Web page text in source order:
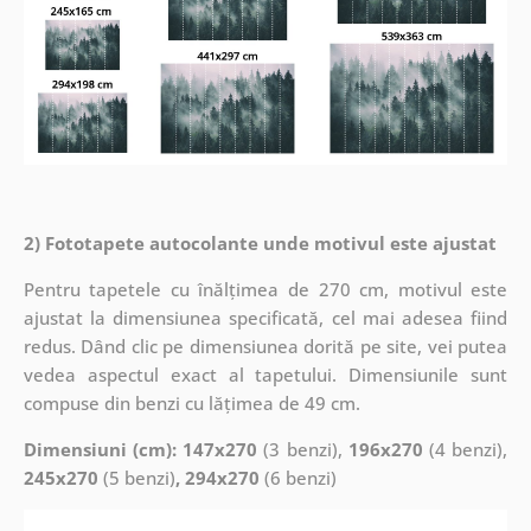
2) Fototapete autocolante unde motivul este ajustat
Pentru tapetele cu înălțimea de 270 cm, motivul este
ajustat la dimensiunea specificată, cel mai adesea fiind
redus. Dând clic pe dimensiunea dorită pe site, vei putea
vedea aspectul exact al tapetului. Dimensiunile sunt
compuse din benzi cu lățimea de 49 cm.
Dimensiuni (cm): 147x270 (3 benzi), 196x270 (4 benzi),
245x270 (5 benzi), 294x270 (6 benzi)